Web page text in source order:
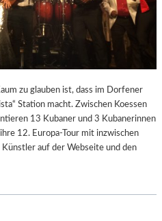
zu glauben ist, dass im Dorfener
Station macht. Zwischen Koessen
13 Kubaner und 3 Kubanerinnen
12. Europa-Tour mit inzwischen
auf der Webseite und den